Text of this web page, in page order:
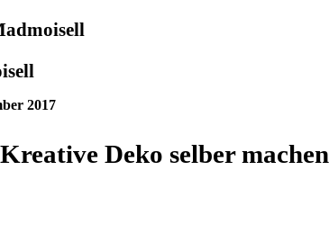
2017
Deko selber machen